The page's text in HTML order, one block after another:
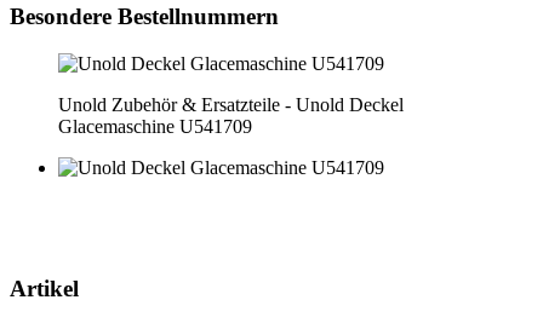
Besondere Bestellnummern
Unold Zubehör & Ersatzteile - Unold Deckel
Glacemaschine U541709
Artikel